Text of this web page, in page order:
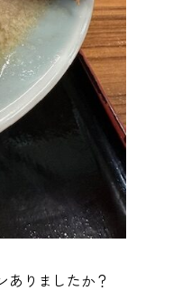
りましたか？